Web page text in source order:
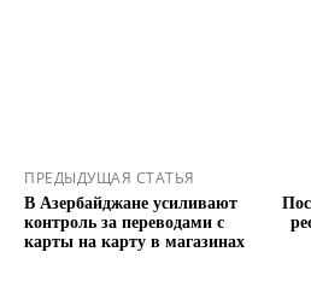
ПРЕДЫДУЩАЯ СТАТЬЯ
В Азербайджане усиливают
контроль за переводами с
карты на карту в магазинах